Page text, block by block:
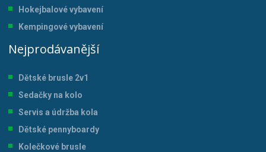
Hokejbalové vybavení
Kempingové vybavení
Nejprodávanější
Dětské brusle 2v1
Sedačky na kolo
Servis a údržba kola
Dětské pennyboardy
Kolečkové brusle